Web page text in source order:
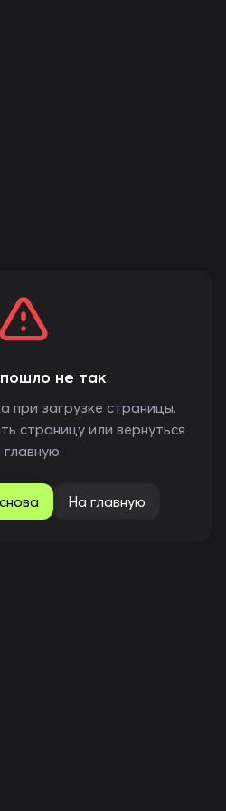
не так
загрузке страницы.
страницу или вернуться
главную.
На главную